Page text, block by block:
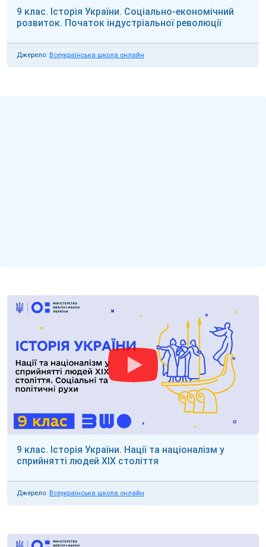
9 клас. Історія України. Соціально-економічний
розвиток. Початок індустріальної революції
Джерело: Всеукраїнська школа онлайн
9 клас. Історія України. Нації та націоналізм у
сприйнятті людей ХІХ століття
Джерело: Всеукраїнська школа онлайн